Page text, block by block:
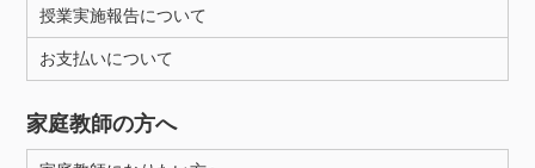
授業実施報告について
お支払いについて
家庭教師の方へ